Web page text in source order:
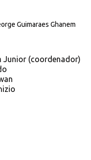
Guimaraes Ghanem
Junior (coordenador)